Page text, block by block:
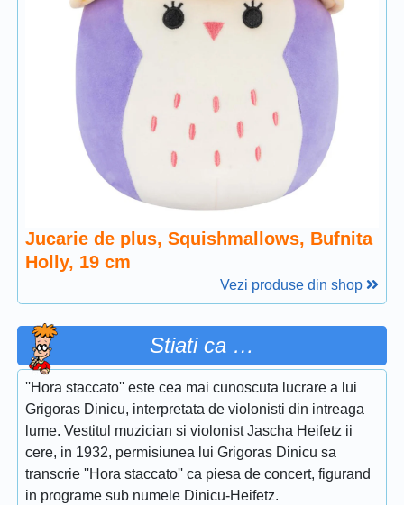
Jucarie de plus, Squishmallows, Bufnita
Holly, 19 cm
Vezi produse din shop
Stiati ca …
''Hora staccato'' este cea mai cunoscuta lucrare a lui
Grigoras Dinicu, interpretata de violonisti din intreaga
lume. Vestitul muzician si violonist Jascha Heifetz ii
cere, in 1932, permisiunea lui Grigoras Dinicu sa
transcrie ''Hora staccato'' ca piesa de concert, figurand
in programe sub numele Dinicu-Heifetz.